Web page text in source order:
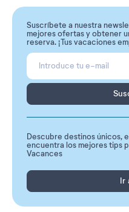
Suscríbete a nuestra
mejores ofertas y obtener
reserva. ¡Tus vacaciones
Descubre destinos únicos,
encuentra los mejores tips
Vacances
Ir